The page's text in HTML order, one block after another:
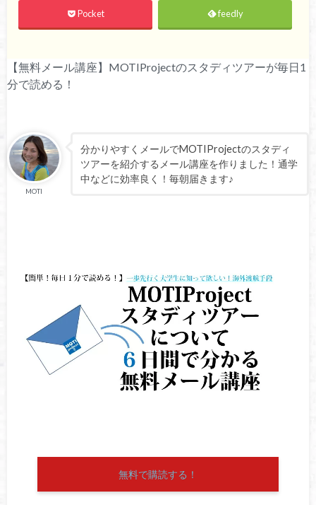
Pocket feedly
【無料メール講座】MOTIProjectのスタディツアーが毎日1
分で読める！
MOTI
分かりやすくメールでMOTIProjectのスタディ
ツアーを紹介するメール講座を作りました！通学
中などに効率良く！毎朝届きます♪
無料で購読する！